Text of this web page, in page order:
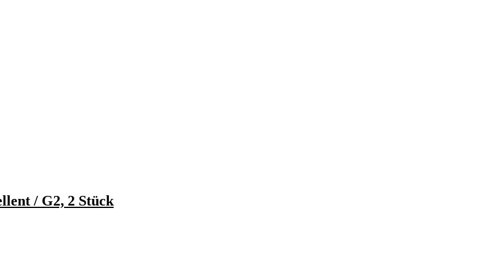
/ G2, 2 Stück